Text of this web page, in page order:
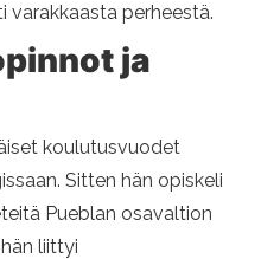
varakkaasta perheestä.
ja
koulutusvuodet
Sitten hän opiskeli
Pueblan osavaltion
liittyi